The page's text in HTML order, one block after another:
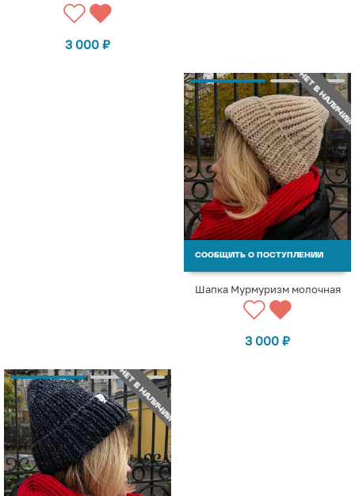
3 000 ₽
НЕТ В НАЛИЧИИ
СООБЩИТЬ О ПОСТУПЛЕНИИ
Шапка Мурмуризм молочная
3 000 ₽
НЕТ В НАЛИЧИИ